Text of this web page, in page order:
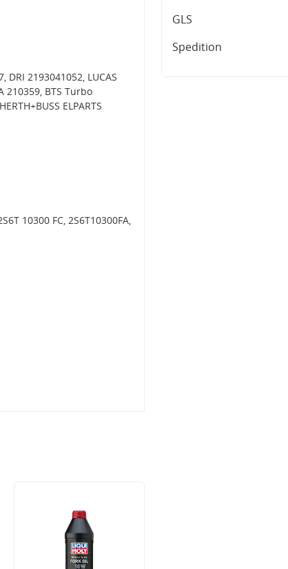
DRI 2193041052, LUCAS
210359, BTS Turbo
ELPARTS
10300 FC, 2S6T10300FA,
GLS
Spedition